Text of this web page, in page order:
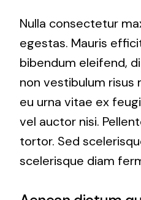
Nulla consectetur
egestas. Mauris
bibendum eleifend,
non vestibulum risus
eu urna vitae ex
vel auctor nisi.
tortor. Sed
scelerisque diam